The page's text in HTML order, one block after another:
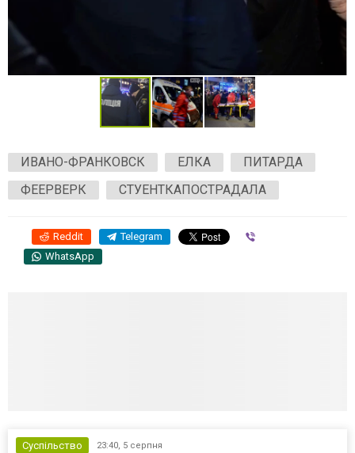
ИВАНО-ФРАНКОВСК ЕЛКА
ПИТАРДА
ФЕЕРВЕРК
СТУЕНТКАПОСТРАДАЛА
Reddit Telegram
WhatsApp
Суспільство 23:40, 5 серпня